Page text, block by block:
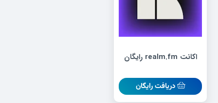
اکانت realm.fm رایگان
دریافت رایگان